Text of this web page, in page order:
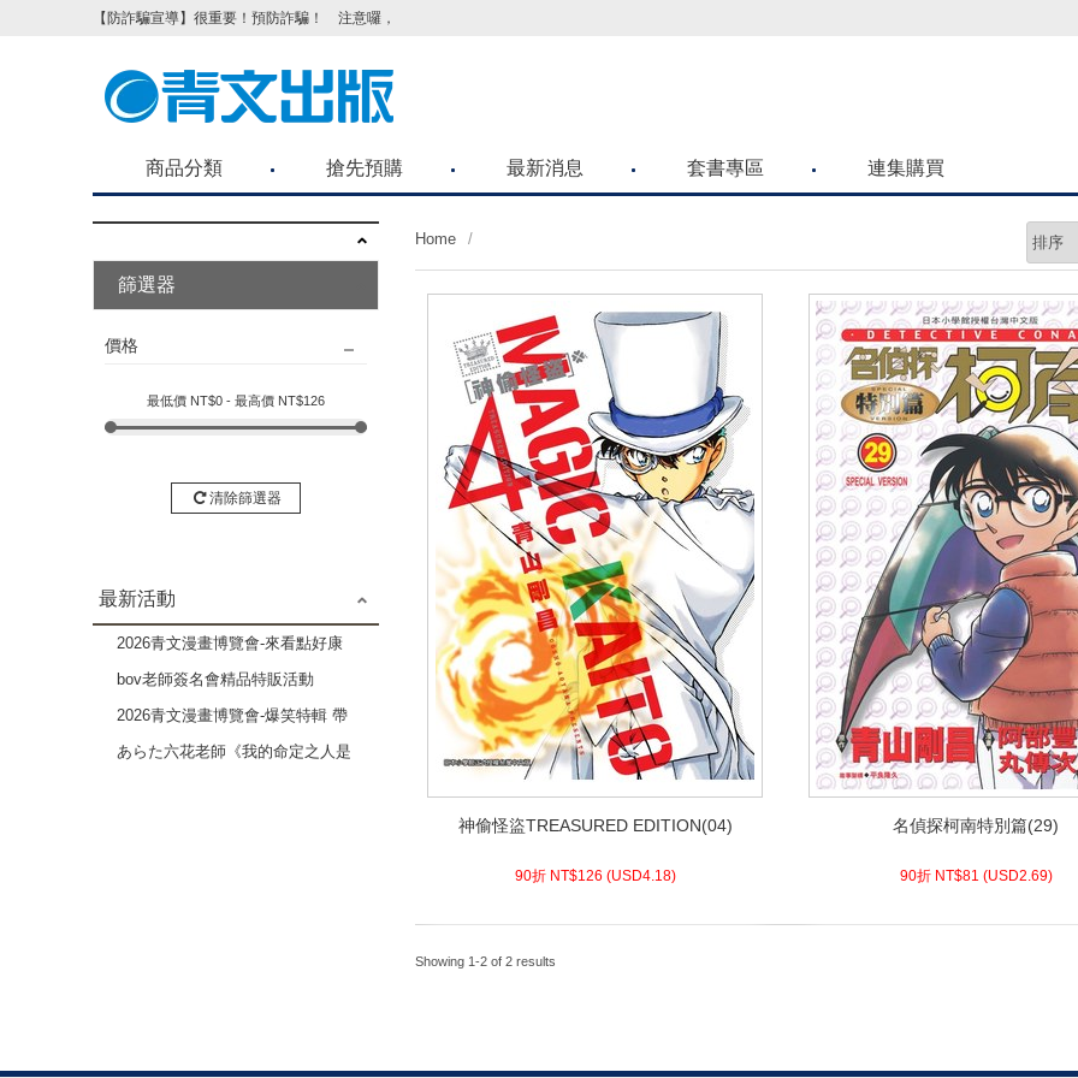
【防詐騙宣導】很重要！預防詐騙！ 注意囉，不要被騙了！請各位喜歡青文購物網的朋友們，提高警覺！
商品分類 搶先預購 最新消息 套書專區 連集購買
篩選器
價格
最低價 NT$0 - 最高價 NT$126
清除篩選器
最新活動
2026青文漫畫博覽會-來看點好康
的吧 成人漫畫作品特輯-2本79折
bov老師簽名會精品特販活動
2026青文漫畫博覽會-爆笑特輯 帶
給你歡樂療癒的時光-3本82折
あらた六花老師《我的命定之人是
Home
神偷怪盜TREASURED EDITION(04)
90折 NT$126 (USD4.18)
名偵探柯南特別篇(29)
90折 NT$81 (USD2.69)
Showing 1-2 of 2 results